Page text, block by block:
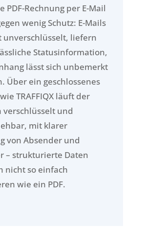
PDF-Rechnung per E-Mail
wenig Schutz: E-Mails
unverschlüsselt, liefern
Statusinformation,
lässt sich unbemerkt
Über ein geschlossenes
TRAFFIQX läuft der
verschlüsselt und
mit klarer
von Absender und
– strukturierte Daten
nicht so einfach
wie ein PDF.